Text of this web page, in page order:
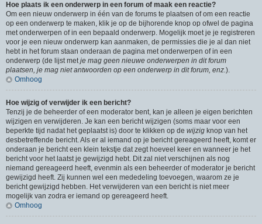
Hoe plaats ik een onderwerp in een forum of maak een reactie?
Om een nieuw onderwerp in één van de forums te plaatsen of om een reactie
op een onderwerp te maken, klik je op de bijhorende knop op ofwel de pagina
met onderwerpen of in een bepaald onderwerp. Mogelijk moet je je registreren
voor je een nieuw onderwerp kan aanmaken, de permissies die je al dan niet
hebt in het forum staan onderaan de pagina met onderwerpen of in een
onderwerp (de lijst metje mag geen nieuwe onderwerpen in dit forum
plaatsen, je mag niet antwoorden op een onderwerp in dit forum, enz.).
Omhoog
Hoe wijzig of verwijder ik een bericht?
Tenzij je de beheerder of een moderator bent, kan je alleen je eigen berichten
wijzigen en verwijderen. Je kan een bericht wijzigen (soms maar voor een
beperkte tijd nadat het geplaatst is) door te klikken op de wijzig knop van het
desbetreffende bericht. Als er al iemand op je bericht gereageerd heeft, komt er
onderaan je bericht een klein tekstje dat zegt hoeveel keer en wanneer je het
bericht voor het laatst je gewijzigd hebt. Dit zal niet verschijnen als nog
niemand gereageerd heeft, evenmin als een beheerder of moderator je bericht
gewijzigd heeft. Zij kunnen wel een mededeling toevoegen, waarom ze je
bericht gewijzigd hebben. Het verwijderen van een bericht is niet meer
mogelijk van zodra er iemand op gereageerd heeft.
Omhoog